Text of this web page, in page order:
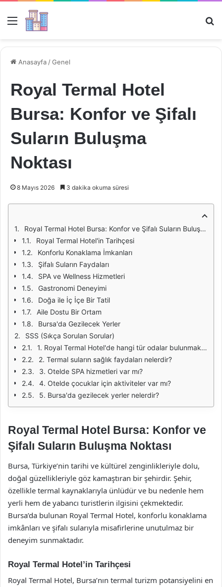
Menü
Anasayfa /Genel
Royal Termal Hotel
Bursa: Konfor ve Şifalı
Suların Buluşma
Noktası
8 Mayıs 2026 3 dakika okuma süresi
Royal Termal Hotel Bursa: Konfor ve Şifalı Suların Buluşma Noktası
Royal Termal Hotel'in Tarihçesi
Konforlu Konaklama İmkanları
Şifalı Suların Faydaları
SPA ve Wellness Hizmetleri
Gastronomi Deneyimi
Doğa ile İç İçe Bir Tatil
Aile Dostu Bir Ortam
Bursa'da Gezilecek Yerler
SSS (Sıkça Sorulan Sorular)
1. Royal Termal Hotel'de hangi tür odalar bulunmaktadır?
2. Termal suların sağlık faydaları nelerdir?
3. Otelde SPA hizmetleri var mı?
4. Otelde çocuklar için aktiviteler var mı?
5. Bursa'da gezilecek yerler nelerdir?
Royal Termal Hotel Bursa: Konfor ve
Şifalı Suların Buluşma Noktası
Bursa, Türkiye’nin tarihi ve kültürel zenginlikleriyle dolu,
doğal güzellikleriyle göz kamaştıran bir şehirdir. Şehir,
özellikle termal kaynaklarıyla ünlüdür ve bu nedenle hem
yerli hem de yabancı turistlerin ilgisini çekmektedir.
Bursa’da bulunan Royal Termal Hotel, konforlu konaklama
imkânları ve şifalı sularıyla misafirlerine unutulmaz bir
deneyim sunmaktadır.
Royal Termal Hotel’in Tarihçesi
Royal Termal Hotel, Bursa’nın termal turizm potansiyelini en